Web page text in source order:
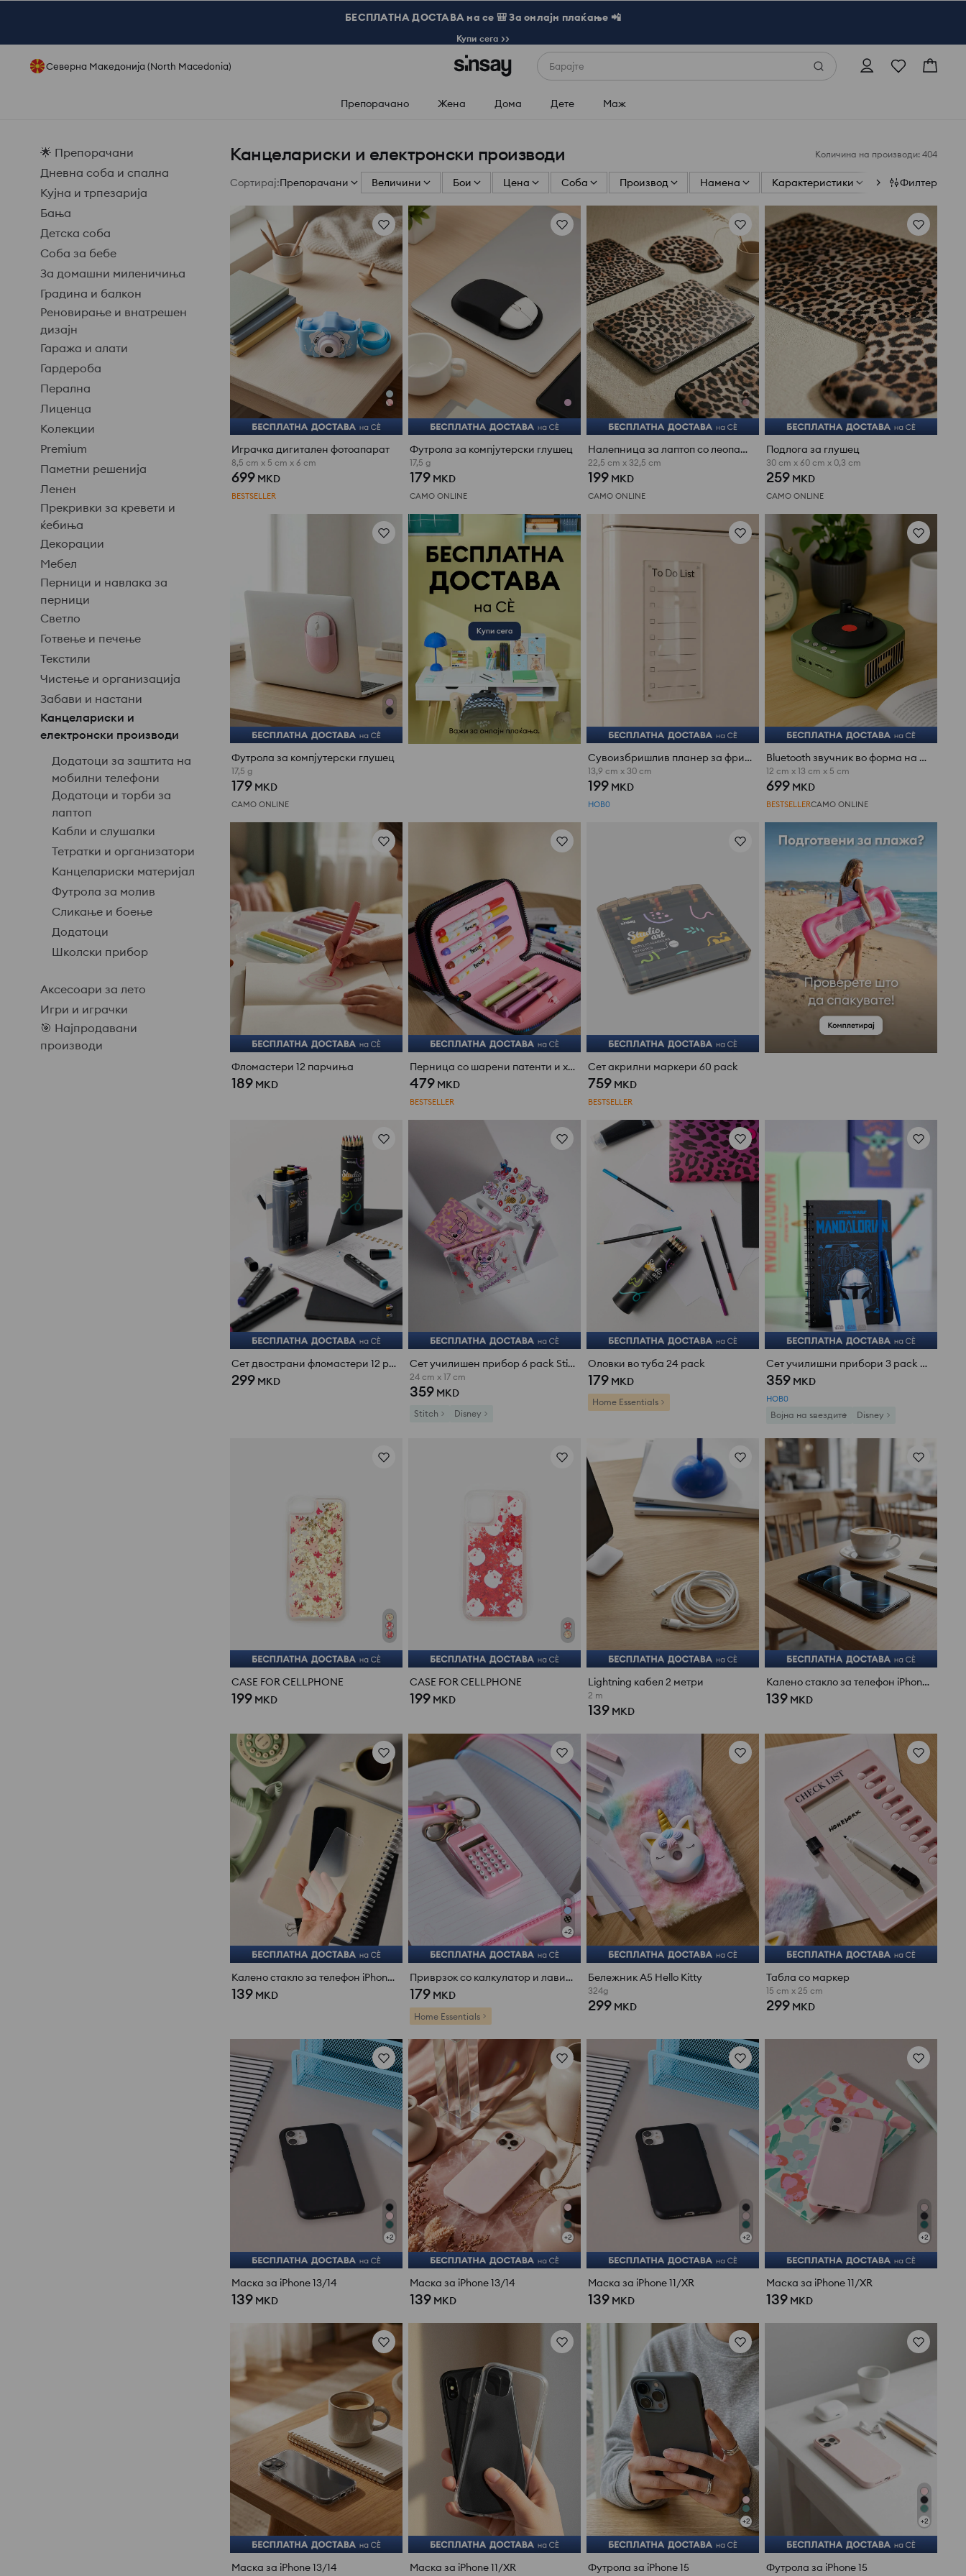
БЕСПЛАТНА ДОСТАВА на се 🎒 За онлајн плаќање 📲
Купи сега >>
Северна Македонија (North Macedonia) Барајте
Препорачано Жена Дома Дете Маж
🌟 Препорачани
Дневна соба и спална
Кујна и трпезарија
Бања
Детска соба
Соба за бебе
За домашни миленичиња
Градина и балкон
Реновирање и внатрешен
дизајн
Гаража и алати
Гардероба
Перална
Лиценца
Колекции
Premium
Паметни решенија
Ленен
Прекривки за кревети и
ќебиња
Декорации
Мебел
Перници и навлака за
перници
Светло
Готвење и печење
Текстили
Чистење и организација
Забави и настани
Канцелариски и
електронски производи
Додатоци за заштита на
мобилни телефони
Додатоци и торби за
лаптоп
Кабли и слушалки
Тетратки и организатори
Канцелариски материјал
Футрола за молив
Сликање и боење
Додатоци
Школски прибор
Аксесоари за лето
Игри и играчки
🎯 Најпродавани
производи
Канцелариски и електронски производи Количина на производи: 404
Сортирај:Препорачани Величини Бои Цена Соба Производ Намена Карактеристики Модел
Филтер
Играчка дигитален фотоапарат
8,5 cm x 5 cm x 6 cm
699 MKD
BESTSELLER
Футрола за компјутерски глушец
17,5 g
179 MKD
САМО ONLINE
Налепница за лаптоп со леопардов принт
22,5 cm x 32,5 cm
199 MKD
САМО ONLINE
Подлога за глушец
30 cm x 60 cm x 0,3 cm
259 MKD
САМО ONLINE
Футрола за компјутерски глушец
17,5 g
179 MKD
САМО ONLINE
Сувоизбришлив планер за фрижидер со маркер
13,9 cm x 30 cm
199 MKD
НОВ0
Bluetooth звучник во форма на винил плеер
12 cm x 13 cm x 5 cm
699 MKD
BESTSELLERСАМО ONLINE
Фломастери 12 парчиња
189 MKD
Перница со шарени патенти и холографски дезен
479 MKD
BESTSELLER
Сет акрилни маркери 60 pack
759 MKD
BESTSELLER
Сет двострани фломастери 12 pack
299 MKD
Сет училишен прибор 6 pack Stitch
24 cm x 17 cm
359 MKD
Stitch Disney
Оловки во туба 24 pack
179 MKD
Home Essentials
Сет училишни прибори 3 pack Star Wars
359 MKD
НОВ0
Војна на ѕвездите Disney
CASE FOR CELLPHONE
199 MKD
CASE FOR CELLPHONE
199 MKD
Lightning кабел 2 метри
2 m
139 MKD
Калено стакло за телефон iPhone 13/14
139 MKD
Калено стакло за телефон iPhone 11/XR
139 MKD
+2
Приврзок со калкулатор и лавиринт на другата страна
179 MKD
Home Essentials
Бележник А5 Hello Kitty
324g
299 MKD
Табла со маркер
15 cm x 25 cm
299 MKD
+2
Маска за iPhone 13/14
139 MKD
+2
Маска за iPhone 13/14
139 MKD
+2
Маска за iPhone 11/XR
139 MKD
+2
Маска за iPhone 11/XR
139 MKD
Маска за iPhone 13/14 Маска за iPhone 11/XR
+2
Футрола за iPhone 15
+2
Футрола за iPhone 15